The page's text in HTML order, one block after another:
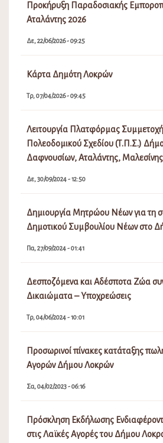
Προκήρυξη Παραδοσιακής
Αταλάντης 2026
Δε, 22/06/2026 - 09:25
Κάρτα Δημότη Λοκρών
Τρ, 07/04/2026 - 09:45
Λειτουργία Πλατφόρμας
Πολεοδομικού Σχεδίου (Τ.Π.Σ.)
Δαφνουσίων, Αταλάντης,
Δε, 30/09/2024 - 12:50
Δημιουργία Μητρώου Νέων για τη
Δημοτικού Συμβουλίου Νέων στο
Πα, 27/09/2024 - 01:41
Δεσποζόμενα και Αδέσποτα Ζώα
Δικαιώματα – Υποχρεώσεις
Τρ, 04/06/2024 - 10:01
Προσωρινοί πίνακες κατάταξης
Αγορών Δήμου Λοκρών
Σα, 04/02/2023 - 06:16
Πρόσκληση Εκδήλωσης
στις Λαϊκές Αγορές του Δήμου